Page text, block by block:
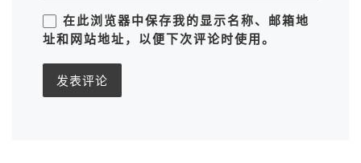
在此浏览器中保存我的显示名称、邮箱地
址和网站地址，以便下次评论时使用。